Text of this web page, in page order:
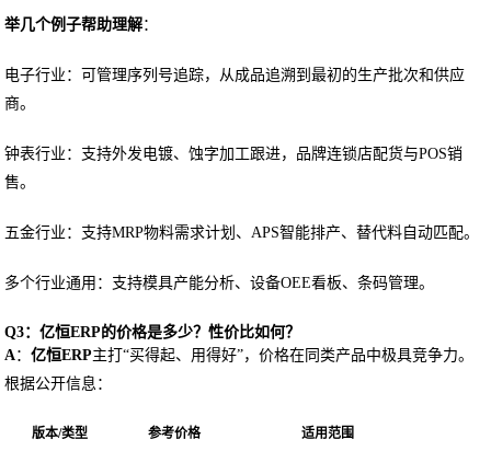
举几个例子帮助理解：
电子行业：可管理序列号追踪，从成品追溯到最初的生产批次和供应
商。
钟表行业：支持外发电镀、蚀字加工跟进，品牌连锁店配货与POS销
售。
五金行业：支持MRP物料需求计划、APS智能排产、替代料自动匹配。
多个行业通用：支持模具产能分析、设备OEE看板、条码管理。
Q3：亿恒ERP的价格是多少？性价比如何？
A：亿恒ERP主打“买得起、用得好”，价格在同类产品中极具竞争力。
根据公开信息：
版本/类型 参考价格
适用范围